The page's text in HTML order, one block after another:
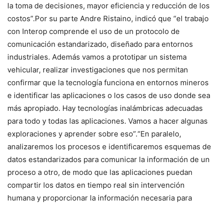
la toma de decisiones, mayor eficiencia y reducción de los
costos”.Por su parte Andre Ristaino, indicó que “el trabajo
con Interop comprende el uso de un protocolo de
comunicación estandarizado, diseñado para entornos
industriales. Además vamos a prototipar un sistema
vehicular, realizar investigaciones que nos permitan
confirmar que la tecnología funciona en entornos mineros
e identificar las aplicaciones o los casos de uso donde sea
más apropiado. Hay tecnologías inalámbricas adecuadas
para todo y todas las aplicaciones. Vamos a hacer algunas
exploraciones y aprender sobre eso”.“En paralelo,
analizaremos los procesos e identificaremos esquemas de
datos estandarizados para comunicar la información de un
proceso a otro, de modo que las aplicaciones puedan
compartir los datos en tiempo real sin intervención
humana y proporcionar la información necesaria para